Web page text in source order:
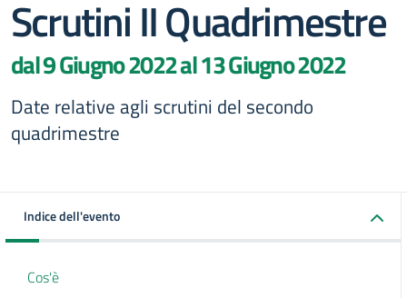
Scrutini II Quadrimestre
dal 9 Giugno 2022 al 13 Giugno 2022
Date relative agli scrutini del secondo
quadrimestre
Indice dell'evento
Cos'è